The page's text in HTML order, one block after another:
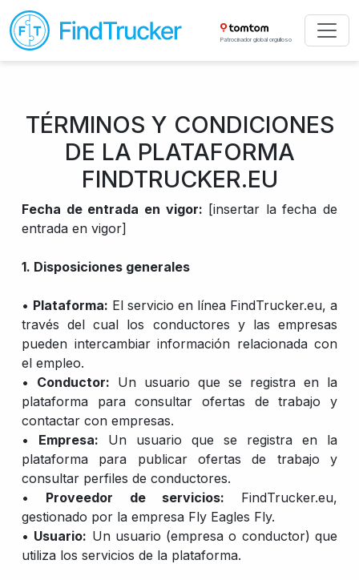
Patrocinador global orgulloso
TÉRMINOS Y CONDICIONES
DE LA PLATAFORMA
FINDTRUCKER.EU
Fecha de entrada en vigor: [insertar la fecha de
entrada en vigor]
1. Disposiciones generales
• Plataforma: El servicio en línea FindTrucker.eu, a
través del cual los conductores y las empresas
pueden intercambiar información relacionada con
el empleo.
• Conductor: Un usuario que se registra en la
plataforma para consultar ofertas de trabajo y
contactar con empresas.
• Empresa: Un usuario que se registra en la
plataforma para publicar ofertas de trabajo y
consultar perfiles de conductores.
• Proveedor de servicios: FindTrucker.eu,
gestionado por la empresa Fly Eagles Fly.
• Usuario: Un usuario (empresa o conductor) que
utiliza los servicios de la plataforma.